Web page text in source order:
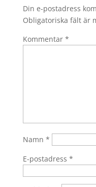
Din e-postadress
Obligatoriska fält är
Kommentar *
Namn *
E-postadress *